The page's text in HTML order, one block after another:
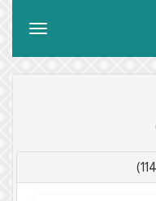
Toggle